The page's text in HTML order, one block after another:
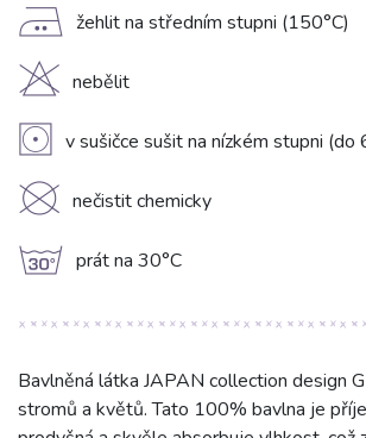
E žehlit na středním stupni (150°C)
H nebělit
V v sušičce sušit na nízkém stupni (do
K nečistit chemicky
g prát na 30°C
Bavlněná látka JAPAN collection design
stromů a květů. Tato 100% bavlna je